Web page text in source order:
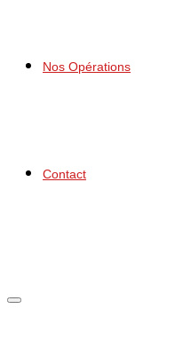
Nos Opérations
Contact